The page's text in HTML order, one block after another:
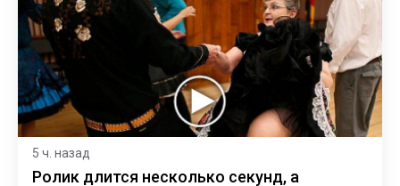
5 ч. назад
Ролик длится несколько секунд, а